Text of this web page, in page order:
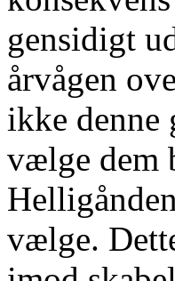
gensidigt
årvågen
ikke denne
vælge dem
vælge.